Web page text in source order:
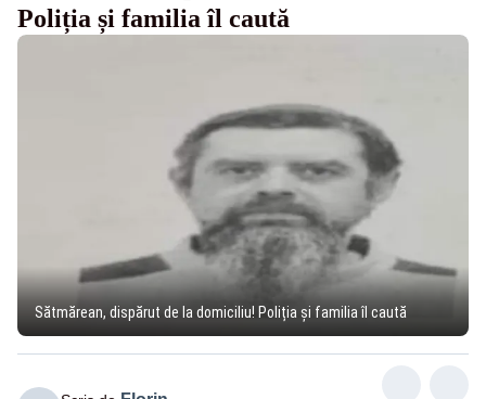
Poliția și familia îl caută
Sătmărean, dispărut de la domiciliu! Poliția și familia îl caută